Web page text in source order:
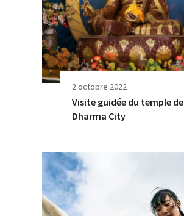
2 octobre 2022
Visite guidée du temple de
Dharma City